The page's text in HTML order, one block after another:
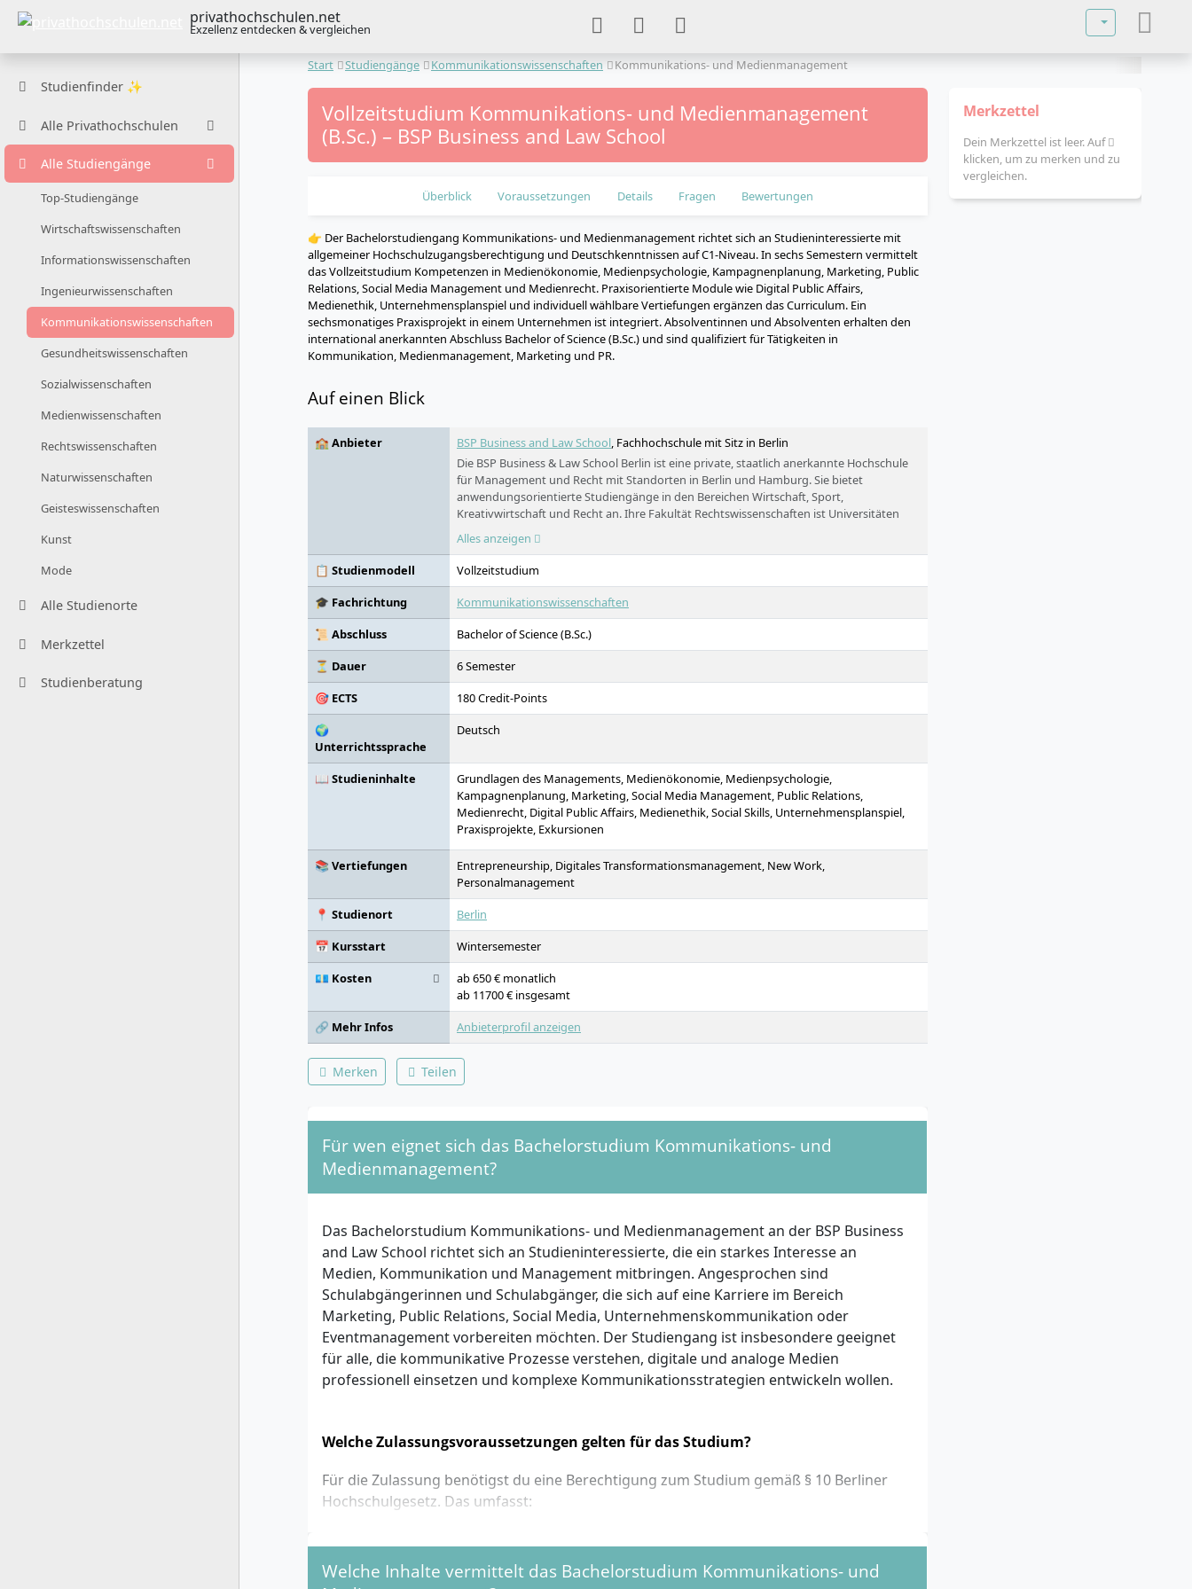
privathochschulen.net
Exzellenz entdecken & vergleichen
Sprache
Studienfinder ✨
Alle Privathochschulen
Alle Studiengänge
Top-Studiengänge
Wirtschaftswissenschaften
Informationswissenschaften
Ingenieurwissenschaften
Kommunikationswissenschaften
Gesundheitswissenschaften
Sozialwissenschaften
Medienwissenschaften
Rechtswissenschaften
Naturwissenschaften
Geisteswissenschaften
Kunst
Mode
Alle Studienorte
Merkzettel
Studienberatung
Start Studiengänge Kommunikationswissenschaften Kommunikations- und Medienmanagement
Vollzeitstudium Kommunikations- und Medienmanagement
(B.Sc.) – BSP Business and Law School
Überblick Voraussetzungen Details Fragen Bewertungen
👉 Der Bachelorstudiengang Kommunikations- und Medienmanagement richtet sich an Studieninteressierte mit
allgemeiner Hochschulzugangsberechtigung und Deutschkenntnissen auf C1-Niveau. In sechs Semestern vermittelt
das Vollzeitstudium Kompetenzen in Medienökonomie, Medienpsychologie, Kampagnenplanung, Marketing, Public
Relations, Social Media Management und Medienrecht. Praxisorientierte Module wie Digital Public Affairs,
Medienethik, Unternehmensplanspiel und individuell wählbare Vertiefungen ergänzen das Curriculum. Ein
sechsmonatiges Praxisprojekt in einem Unternehmen ist integriert. Absolventinnen und Absolventen erhalten den
international anerkannten Abschluss Bachelor of Science (B.Sc.) und sind qualifiziert für Tätigkeiten in
Kommunikation, Medienmanagement, Marketing und PR.
Auf einen Blick
🏫 Anbieter BSP Business and Law School, Fachhochschule mit Sitz in Berlin
Die BSP Business & Law School Berlin ist eine private, staatlich anerkannte Hochschule
für Management und Recht mit Standorten in Berlin und Hamburg. Sie bietet
anwendungsorientierte Studiengänge in den Bereichen Wirtschaft, Sport,
Kreativwirtschaft und Recht an. Ihre Fakultät Rechtswissenschaften ist Universitäten
gleichgestellt und bietet das Staatsexamen an.
Alles anzeigen
📋 Studienmodell
Vollzeitstudium
🎓 Fachrichtung
Kommunikationswissenschaften
📜 Abschluss
Bachelor of Science (B.Sc.)
⏳ Dauer
6 Semester
🎯 ECTS
180 Credit-Points
🌍
Unterrichtssprache
Deutsch
📖 Studieninhalte
Grundlagen des Managements, Medienökonomie, Medienpsychologie,
Kampagnenplanung, Marketing, Social Media Management, Public Relations,
Medienrecht, Digital Public Affairs, Medienethik, Social Skills, Unternehmensplanspiel,
Praxisprojekte, Exkursionen
📚 Vertiefungen
Entrepreneurship, Digitales Transformationsmanagement, New Work,
Personalmanagement
📍 Studienort
Berlin
📅 Kursstart
Wintersemester
💶 Kosten
ab 650 € monatlich
ab 11700 € insgesamt
🔗 Mehr Infos
Anbieterprofil anzeigen
Merken Teilen
Für wen eignet sich das Bachelorstudium Kommunikations- und
Medienmanagement?
Das Bachelorstudium Kommunikations- und Medienmanagement an der BSP Business
and Law School richtet sich an Studieninteressierte, die ein starkes Interesse an
Medien, Kommunikation und Management mitbringen. Angesprochen sind
Schulabgängerinnen und Schulabgänger, die sich auf eine Karriere im Bereich
Marketing, Public Relations, Social Media, Unternehmenskommunikation oder
Eventmanagement vorbereiten möchten. Der Studiengang ist insbesondere geeignet
für alle, die kommunikative Prozesse verstehen, digitale und analoge Medien
professionell einsetzen und komplexe Kommunikationsstrategien entwickeln wollen.
Welche Zulassungsvoraussetzungen gelten für das Studium?
Für die Zulassung benötigst du eine Berechtigung zum Studium gemäß § 10 Berliner
Hochschulgesetz. Das umfasst:
Fachhochschulreife oder einen vergleichbaren Abschluss
Welche Inhalte vermittelt das Bachelorstudium Kommunikations- und
Merkzettel
Dein Merkzettel ist leer. Auf
klicken, um zu merken und zu
vergleichen.